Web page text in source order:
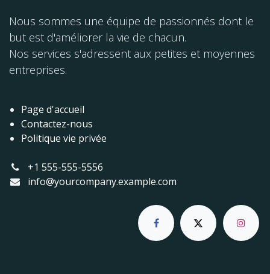
Nous sommes une équipe de passionnés dont le
but est d'améliorer la vie de chacun.
Nos services s'adressent aux petites et moyennes
entreprises.
Page d'accueil
Contactez-nous
Politique vie privée
+1 555-555-5556
info@yourcompany.example.com